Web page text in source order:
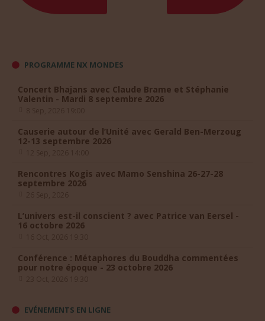
PROGRAMME NX MONDES
Concert Bhajans avec Claude Brame et Stéphanie
Valentin - Mardi 8 septembre 2026
Causerie autour de l’Unité avec Gerald Ben-Merzoug
12-13 septembre 2026
Rencontres Kogis avec Mamo Senshina 26-27-28
septembre 2026
L’univers est-il conscient ? avec Patrice van Eersel -
16 octobre 2026
Conférence : Métaphores du Bouddha commentées
pour notre époque - 23 octobre 2026
EVÉNEMENTS EN LIGNE